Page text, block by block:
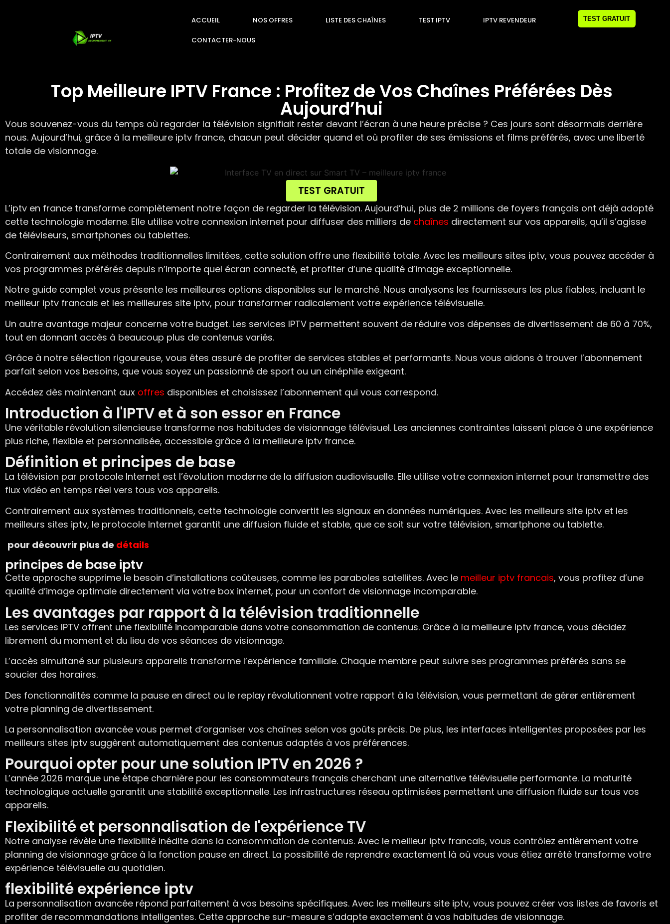
ACCUEIL NOS OFFRES LISTE DES CHAÎNES TEST IPTV IPTV REVENDEUR
CONTACTER-NOUS
TEST GRATUIT
Top Meilleure IPTV France : Profitez de Vos Chaînes Préférées Dès
Aujourd’hui
Vous souvenez-vous du temps où regarder la télévision signifiait rester devant l’écran à une heure précise ? Ces jours sont désormais derrière
nous. Aujourd’hui, grâce à la meilleure iptv france, chacun peut décider quand et où profiter de ses émissions et films préférés, avec une liberté
totale de visionnage.
TEST GRATUIT
L’iptv en france transforme complètement notre façon de regarder la télévision. Aujourd’hui, plus de 2 millions de foyers français ont déjà adopté
cette technologie moderne. Elle utilise votre connexion internet pour diffuser des milliers de chaînes directement sur vos appareils, qu’il s’agisse
de téléviseurs, smartphones ou tablettes.
Contrairement aux méthodes traditionnelles limitées, cette solution offre une flexibilité totale. Avec les meilleurs sites iptv, vous pouvez accéder à
vos programmes préférés depuis n’importe quel écran connecté, et profiter d’une qualité d’image exceptionnelle.
Notre guide complet vous présente les meilleures options disponibles sur le marché. Nous analysons les fournisseurs les plus fiables, incluant le
meilleur iptv francais et les meilleures site iptv, pour transformer radicalement votre expérience télévisuelle.
Un autre avantage majeur concerne votre budget. Les services IPTV permettent souvent de réduire vos dépenses de divertissement de 60 à 70%,
tout en donnant accès à beaucoup plus de contenus variés.
Grâce à notre sélection rigoureuse, vous êtes assuré de profiter de services stables et performants. Nous vous aidons à trouver l’abonnement
parfait selon vos besoins, que vous soyez un passionné de sport ou un cinéphile exigeant.
Accédez dès maintenant aux offres disponibles et choisissez l’abonnement qui vous correspond.
Introduction à l'IPTV et à son essor en France
Une véritable révolution silencieuse transforme nos habitudes de visionnage télévisuel. Les anciennes contraintes laissent place à une expérience
plus riche, flexible et personnalisée, accessible grâce à la meilleure iptv france.
Définition et principes de base
La télévision par protocole Internet est l’évolution moderne de la diffusion audiovisuelle. Elle utilise votre connexion internet pour transmettre des
flux vidéo en temps réel vers tous vos appareils.
Contrairement aux systèmes traditionnels, cette technologie convertit les signaux en données numériques. Avec les meilleurs site iptv et les
meilleurs sites iptv, le protocole Internet garantit une diffusion fluide et stable, que ce soit sur votre télévision, smartphone ou tablette.
pour découvrir plus de détails
principes de base iptv
Cette approche supprime le besoin d’installations coûteuses, comme les paraboles satellites. Avec le meilleur iptv francais, vous profitez d’une
qualité d’image optimale directement via votre box internet, pour un confort de visionnage incomparable.
Les avantages par rapport à la télévision traditionnelle
Les services IPTV offrent une flexibilité incomparable dans votre consommation de contenus. Grâce à la meilleure iptv france, vous décidez
librement du moment et du lieu de vos séances de visionnage.
L’accès simultané sur plusieurs appareils transforme l’expérience familiale. Chaque membre peut suivre ses programmes préférés sans se
soucier des horaires.
Des fonctionnalités comme la pause en direct ou le replay révolutionnent votre rapport à la télévision, vous permettant de gérer entièrement
votre planning de divertissement.
La personnalisation avancée vous permet d’organiser vos chaînes selon vos goûts précis. De plus, les interfaces intelligentes proposées par les
meilleurs sites iptv suggèrent automatiquement des contenus adaptés à vos préférences.
Pourquoi opter pour une solution IPTV en 2026 ?
L’année 2026 marque une étape charnière pour les consommateurs français cherchant une alternative télévisuelle performante. La maturité
technologique actuelle garantit une stabilité exceptionnelle. Les infrastructures réseau optimisées permettent une diffusion fluide sur tous vos
appareils.
Flexibilité et personnalisation de l'expérience TV
Notre analyse révèle une flexibilité inédite dans la consommation de contenus. Avec le meilleur iptv francais, vous contrôlez entièrement votre
planning de visionnage grâce à la fonction pause en direct. La possibilité de reprendre exactement là où vous vous étiez arrêté transforme votre
expérience télévisuelle au quotidien.
flexibilité expérience iptv
La personnalisation avancée répond parfaitement à vos besoins spécifiques. Avec les meilleurs site iptv, vous pouvez créer vos listes de favoris et
profiter de recommandations intelligentes. Cette approche sur-mesure s’adapte exactement à vos habitudes de visionnage.